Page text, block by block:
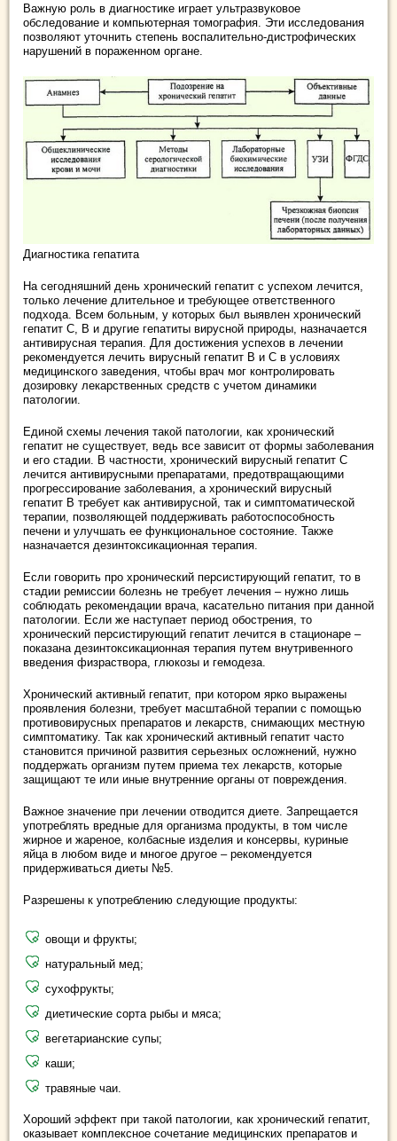
Важную роль в диагностике играет ультразвуковое
обследование и компьютерная томография. Эти исследования
позволяют уточнить степень воспалительно-дистрофических
нарушений в пораженном органе.
Диагностика гепатита
На сегодняшний день хронический гепатит с успехом лечится,
только лечение длительное и требующее ответственного
подхода. Всем больным, у которых был выявлен хронический
гепатит С, В и другие гепатиты вирусной природы, назначается
антивирусная терапия. Для достижения успехов в лечении
рекомендуется лечить вирусный гепатит В и С в условиях
медицинского заведения, чтобы врач мог контролировать
дозировку лекарственных средств с учетом динамики
патологии.
Единой схемы лечения такой патологии, как хронический
гепатит не существует, ведь все зависит от формы заболевания
и его стадии. В частности, хронический вирусный гепатит С
лечится антивирусными препаратами, предотвращающими
прогрессирование заболевания, а хронический вирусный
гепатит В требует как антивирусной, так и симптоматической
терапии, позволяющей поддерживать работоспособность
печени и улучшать ее функциональное состояние. Также
назначается дезинтоксикационная терапия.
Если говорить про хронический персистирующий гепатит, то в
стадии ремиссии болезнь не требует лечения – нужно лишь
соблюдать рекомендации врача, касательно питания при данной
патологии. Если же наступает период обострения, то
хронический персистирующий гепатит лечится в стационаре –
показана дезинтоксикационная терапия путем внутривенного
введения физраствора, глюкозы и гемодеза.
Хронический активный гепатит, при котором ярко выражены
проявления болезни, требует масштабной терапии с помощью
противовирусных препаратов и лекарств, снимающих местную
симптоматику. Так как хронический активный гепатит часто
становится причиной развития серьезных осложнений, нужно
поддержать организм путем приема тех лекарств, которые
защищают те или иные внутренние органы от повреждения.
Важное значение при лечении отводится диете. Запрещается
употреблять вредные для организма продукты, в том числе
жирное и жареное, колбасные изделия и консервы, куриные
яйца в любом виде и многое другое – рекомендуется
придерживаться диеты №5.
Разрешены к употреблению следующие продукты:
овощи и фрукты;
натуральный мед;
сухофрукты;
диетические сорта рыбы и мяса;
вегетарианские супы;
каши;
травяные чаи.
Хороший эффект при такой патологии, как хронический гепатит,
оказывает комплексное сочетание медицинских препаратов и